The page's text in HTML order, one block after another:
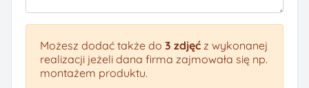
Możesz dodać także do 3 zdjęć z wykonanej
realizacji jeżeli dana firma zajmowała się np.
montażem produktu.